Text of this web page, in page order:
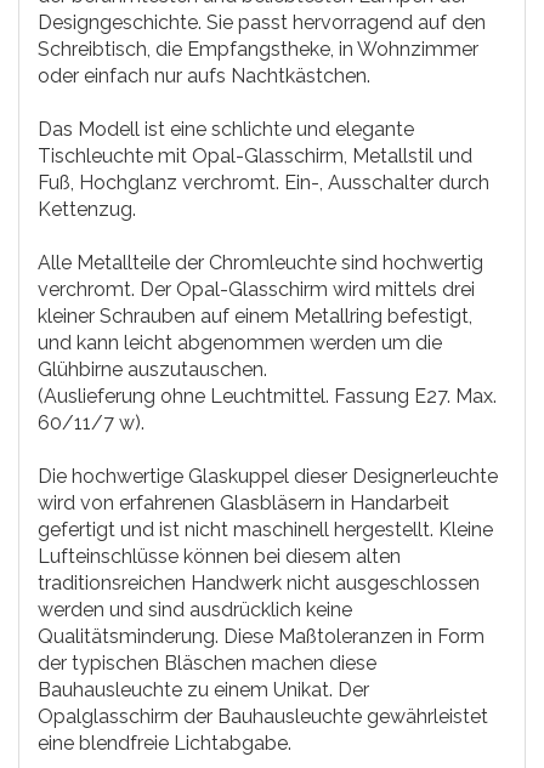
Designgeschichte. Sie passt hervorragend auf den
Schreibtisch, die Empfangstheke, in Wohnzimmer
oder einfach nur aufs Nachtkästchen.
Das Modell ist eine schlichte und elegante
Tischleuchte mit Opal-Glasschirm, Metallstil und
Fuß, Hochglanz verchromt. Ein-, Ausschalter durch
Kettenzug.
Alle Metallteile der Chromleuchte sind hochwertig
verchromt. Der Opal-Glasschirm wird mittels drei
kleiner Schrauben auf einem Metallring befestigt,
und kann leicht abgenommen werden um die
Glühbirne auszutauschen.
(Auslieferung ohne Leuchtmittel. Fassung E27. Max.
60/11/7 w).
Die hochwertige Glaskuppel dieser Designerleuchte
wird von erfahrenen Glasbläsern in Handarbeit
gefertigt und ist nicht maschinell hergestellt. Kleine
Lufteinschlüsse können bei diesem alten
traditionsreichen Handwerk nicht ausgeschlossen
werden und sind ausdrücklich keine
Qualitätsminderung. Diese Maßtoleranzen in Form
der typischen Bläschen machen diese
Bauhausleuchte zu einem Unikat. Der
Opalglasschirm der Bauhausleuchte gewährleistet
eine blendfreie Lichtabgabe.